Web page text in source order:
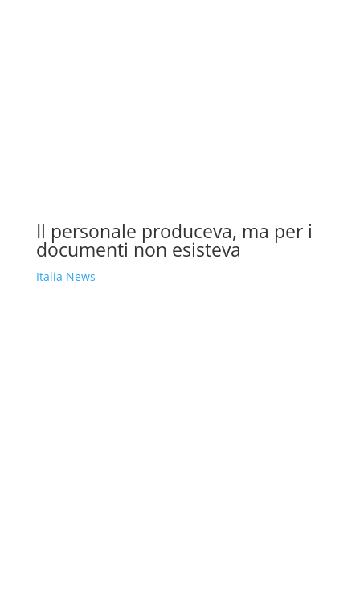
Il personale produceva, ma per i
documenti non esisteva
Italia News